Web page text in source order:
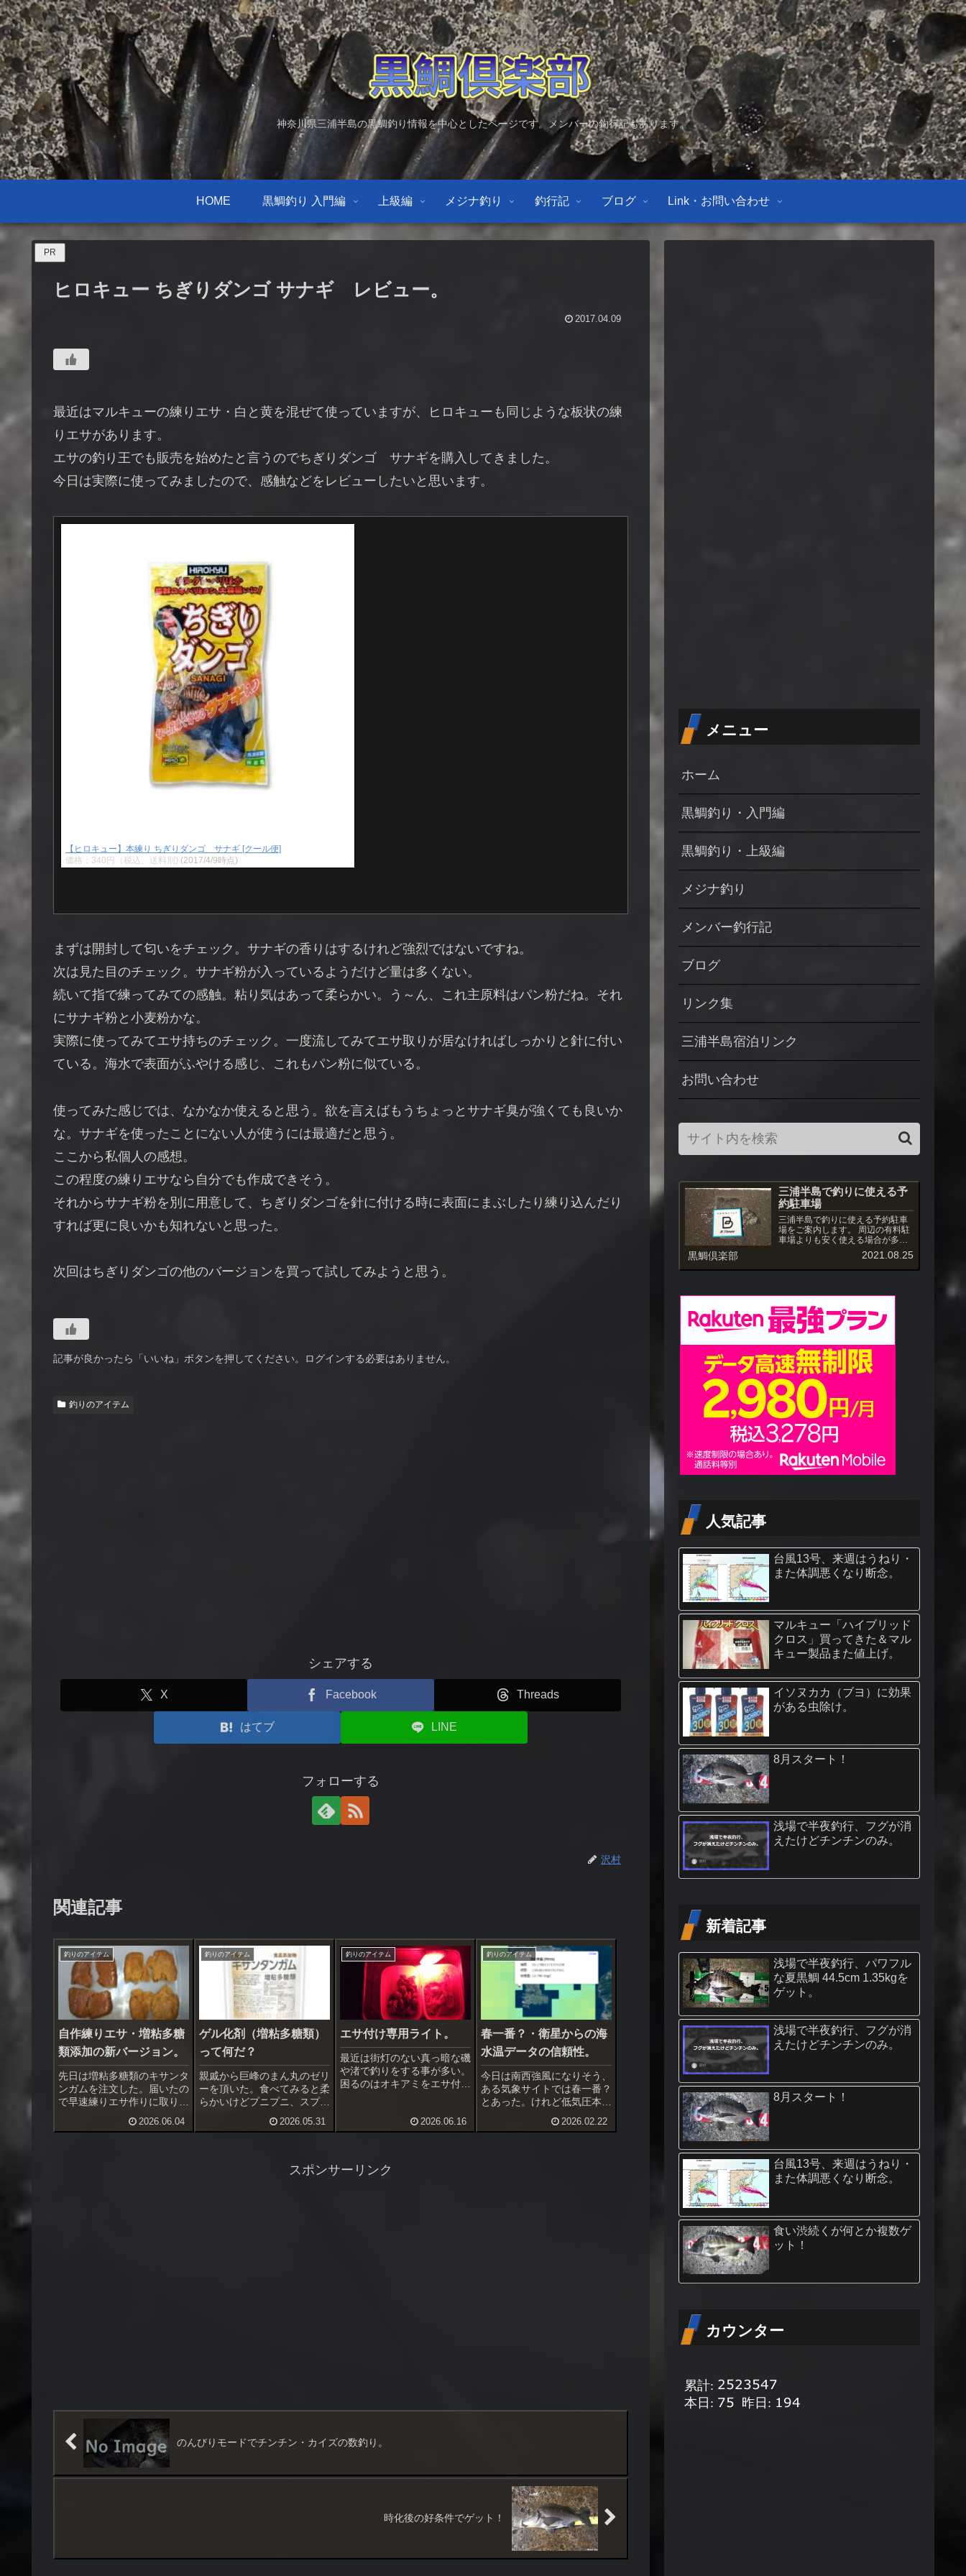
神奈川県三浦半島の黒鯛釣り情報を中心としたページです。メンバーの釣行記もあります。
HOME 黒鯛釣り 入門編 上級編 メジナ釣り 釣行記 ブログ Link・お問い合わせ
PR
ヒロキュー ちぎりダンゴ サナギ レビュー。
2017.04.09
最近はマルキューの練りエサ・白と黄を混ぜて使っていますが、ヒロキューも同じような板状の練
りエサがあります。
エサの釣り王でも販売を始めたと言うのでちぎりダンゴ サナギを購入してきました。
今日は実際に使ってみましたので、感触などをレビューしたいと思います。
【ヒロキュー】本練り ちぎりダンゴ サナギ [クール便]
価格：340円（税込、送料別) (2017/4/9時点)
まずは開封して匂いをチェック。サナギの香りはするけれど強烈ではないですね。
次は見た目のチェック。サナギ粉が入っているようだけど量は多くない。
続いて指で練ってみての感触。粘り気はあって柔らかい。う～ん、これ主原料はパン粉だね。それ
にサナギ粉と小麦粉かな。
実際に使ってみてエサ持ちのチェック。一度流してみてエサ取りが居なければしっかりと針に付い
ている。海水で表面がふやける感じ、これもパン粉に似ている。
使ってみた感じでは、なかなか使えると思う。欲を言えばもうちょっとサナギ臭が強くても良いか
な。サナギを使ったことにない人が使うには最適だと思う。
ここから私個人の感想。
この程度の練りエサなら自分でも作成できそう。
それからサナギ粉を別に用意して、ちぎりダンゴを針に付ける時に表面にまぶしたり練り込んだり
すれば更に良いかも知れないと思った。
次回はちぎりダンゴの他のバージョンを買って試してみようと思う。
記事が良かったら「いいね」ボタンを押してください。ログインする必要はありません。
釣りのアイテム
シェアする
X Facebook Threads
はてブ LINE
フォローする
沢村
関連記事
釣りのアイテム
自作練りエサ・増粘多糖
類添加の新バージョン。
先日は増粘多糖類のキサンタ
ンガムを注文した。届いたの
で早速練りエサ作りに取り掛
かる。ここでキサンタンガム
やキサンタンガムを使った練
2026.06.04
釣りのアイテム
ゲル化剤（増粘多糖類）
って何だ？
親戚から巨峰のまん丸のゼリ
ーを頂いた。食べてみると柔
らかいけどプニプニ、スプー
ンでは簡単に潰れないしっか
りとした硬さがあった。寒天
で硬くない。これは針に付け
られそう（笑）、硬いハイブ
2026.05.31
釣りのアイテム
エサ付け専用ライト。
最近は街灯のない真っ暗な磯
や渚で釣りをする事が多い。
困るのはオキアミをエサ付け
リップライトやキャップライ
トを使っているが、スイッチ
ボッ...
2026.06.16
釣りのアイテム
春一番？・衛星からの海
水温データの信頼性。
今日は南西強風になりそう、
ある気象サイトでは春一番？
とあった。けれど低気圧本体
は大陸、日本海に低気圧が入
れば春一番は確実。東京都心
2026.02.22
スポンサーリンク
のんびりモードでチンチン・カイズの数釣り。
時化後の好条件でゲット！
メニュー
ホーム
黒鯛釣り・入門編
黒鯛釣り・上級編
メジナ釣り
メンバー釣行記
ブログ
リンク集
三浦半島宿泊リンク
お問い合わせ
三浦半島で釣りに使える予
約駐車場
三浦半島で釣りに使える予約駐車
場をご案内します。 周辺の有料駐
車場よりも安く使える場合が多
く、また駐車場への出入りも自由
黒鯛倶楽部 2021.08.25
人気記事
台風13号、来週はうねり・
また体調悪くなり断念。
マルキュー「ハイブリッド
クロス」買ってきた＆マル
キュー製品また値上げ。
イソヌカカ（ブヨ）に効果
がある虫除け。
8月スタート！
浅場で半夜釣行、フグが消
えたけどチンチンのみ。
新着記事
浅場で半夜釣行、パワフル
な夏黒鯛 44.5cm 1.35kgを
ゲット。
浅場で半夜釣行、フグが消
えたけどチンチンのみ。
8月スタート！
台風13号、来週はうねり・
また体調悪くなり断念。
食い渋続くが何とか複数ゲ
ット！
カウンター